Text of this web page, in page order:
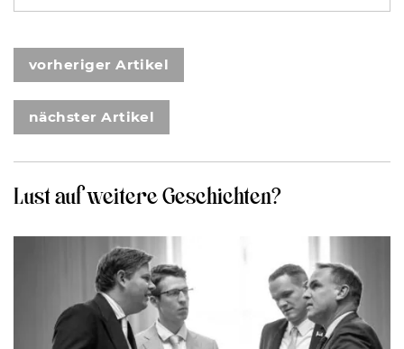
vorheriger Artikel
nächster Artikel
Lust auf weitere Geschichten?